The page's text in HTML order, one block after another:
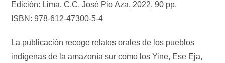
Edición: Lima, C.C. José Pio Aza, 2022, 90 pp.
ISBN: 978-612-47300-5-4
La publicación recoge relatos orales de los pueblos
indígenas de la amazonía sur como los Yine, Ese Eja,